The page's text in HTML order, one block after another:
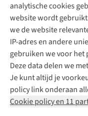
analytische cookies
website wordt
we de website
IP-adres en andere
gebruiken we voor het
Deze data delen we
Je kunt altijd je
policy link onderaan
Cookie policy en 11
Contactformulier